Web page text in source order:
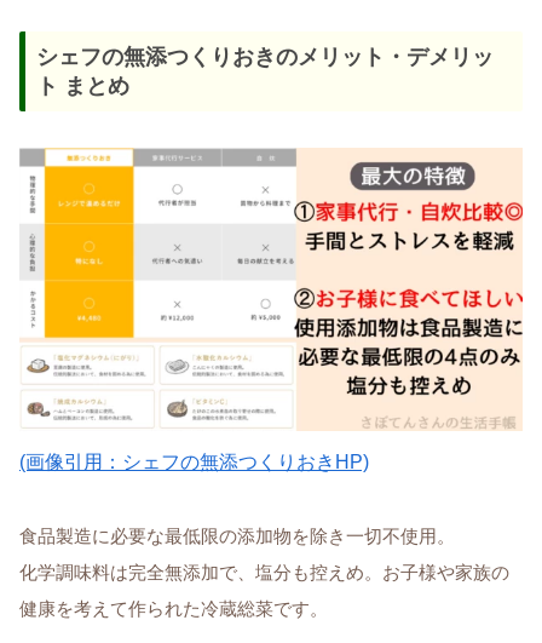
シェフの無添つくりおきのメリット・デメリッ
ト まとめ
(画像引用：シェフの無添つくりおきHP)
食品製造に必要な最低限の添加物を除き一切不使用。
化学調味料は完全無添加で、塩分も控えめ。お子様や家族の
健康を考えて作られた冷蔵総菜です。